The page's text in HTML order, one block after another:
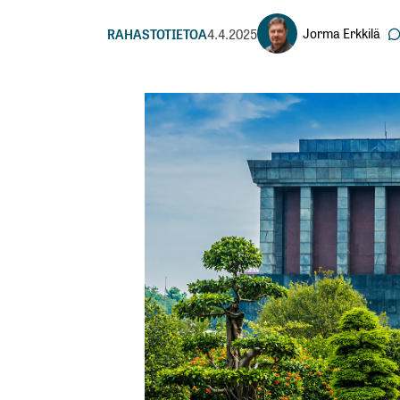
RAHASTOTIETOA4.4.2025 Jorma Erkkilä